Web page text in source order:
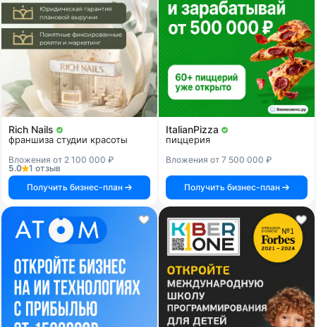
Rich Nails
франшиза студии красоты
Вложения от 2 100 000 ₽
5.0
1 отзыв
Получить бизнес-план
ItalianPizza
пиццерия
Вложения от 7 500 000 ₽
Получить бизнес-план